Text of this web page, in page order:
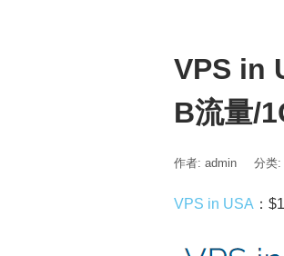
VPS in
B流量/
作者: admin 分类:
VPS in USA ：